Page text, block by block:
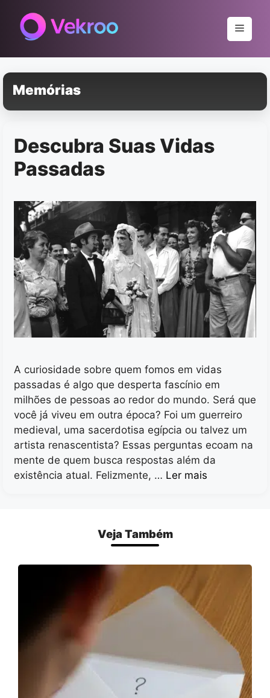
para
Menu
Memórias
Descubra Suas Vidas
Passadas
A curiosidade sobre quem fomos em vidas
passadas é algo que desperta fascínio em
milhões de pessoas ao redor do mundo. Será que
você já viveu em outra época? Foi um guerreiro
medieval, uma sacerdotisa egípcia ou talvez um
artista renascentista? Essas perguntas ecoam na
mente de quem busca respostas além da
existência atual. Felizmente, … Ler mais
Veja Também